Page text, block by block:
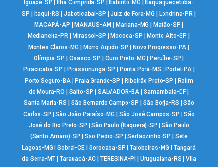
Iguapé-SP |Ilha Comprida-SP |Itabirito-MG |Itaquaquecetuba-
SP |Itaqui-RS |Jaboticabal-SP |Juiz de Fora-MG |Londrina-PR |
MACAPÁ-AP |MANAUS-AM |Mariana-MG |Matão-SP |
Medianeira-PR |Mirassol-SP |Mococa-SP |Monte Alto-SP |
Montes Claros-MG |Morro Agudo-SP |Novo Progresso-PA |
Olímpia-SP |Osasco-SP |Ouro Preto-MG |Peruíbe-SP |
Piracicaba-SP | Pirassununga-SP | Ponta Porã-MS | Portel-PA|
Porto Seguro-BA| Praia Grande-SP | Ribeirão Preto-SP | Rolim
de Moura-RO |Salto-SP |SALVADOR-BA |Samambaia-DF |
Santa Maria-RS | São Bernardo Campo-SP | São Borja-RS | São
Carlos-SP | São João Paraíso-MG | São José Campos-SP | São
José do Rio Preto-SP | São Paulo (Itaquera)-SP | São Paulo
(Santo Amaro)-SP | São Pedro-SP | Sertãozinho-SP | Sete
Lagoas-MG |Sobral-CE |Sorocaba-SP |Taiobeiras-MG |Tangará
da Serra-MT| Tarauacá-AC| TERESINA-PI | Uruguaiana-RS | Vila